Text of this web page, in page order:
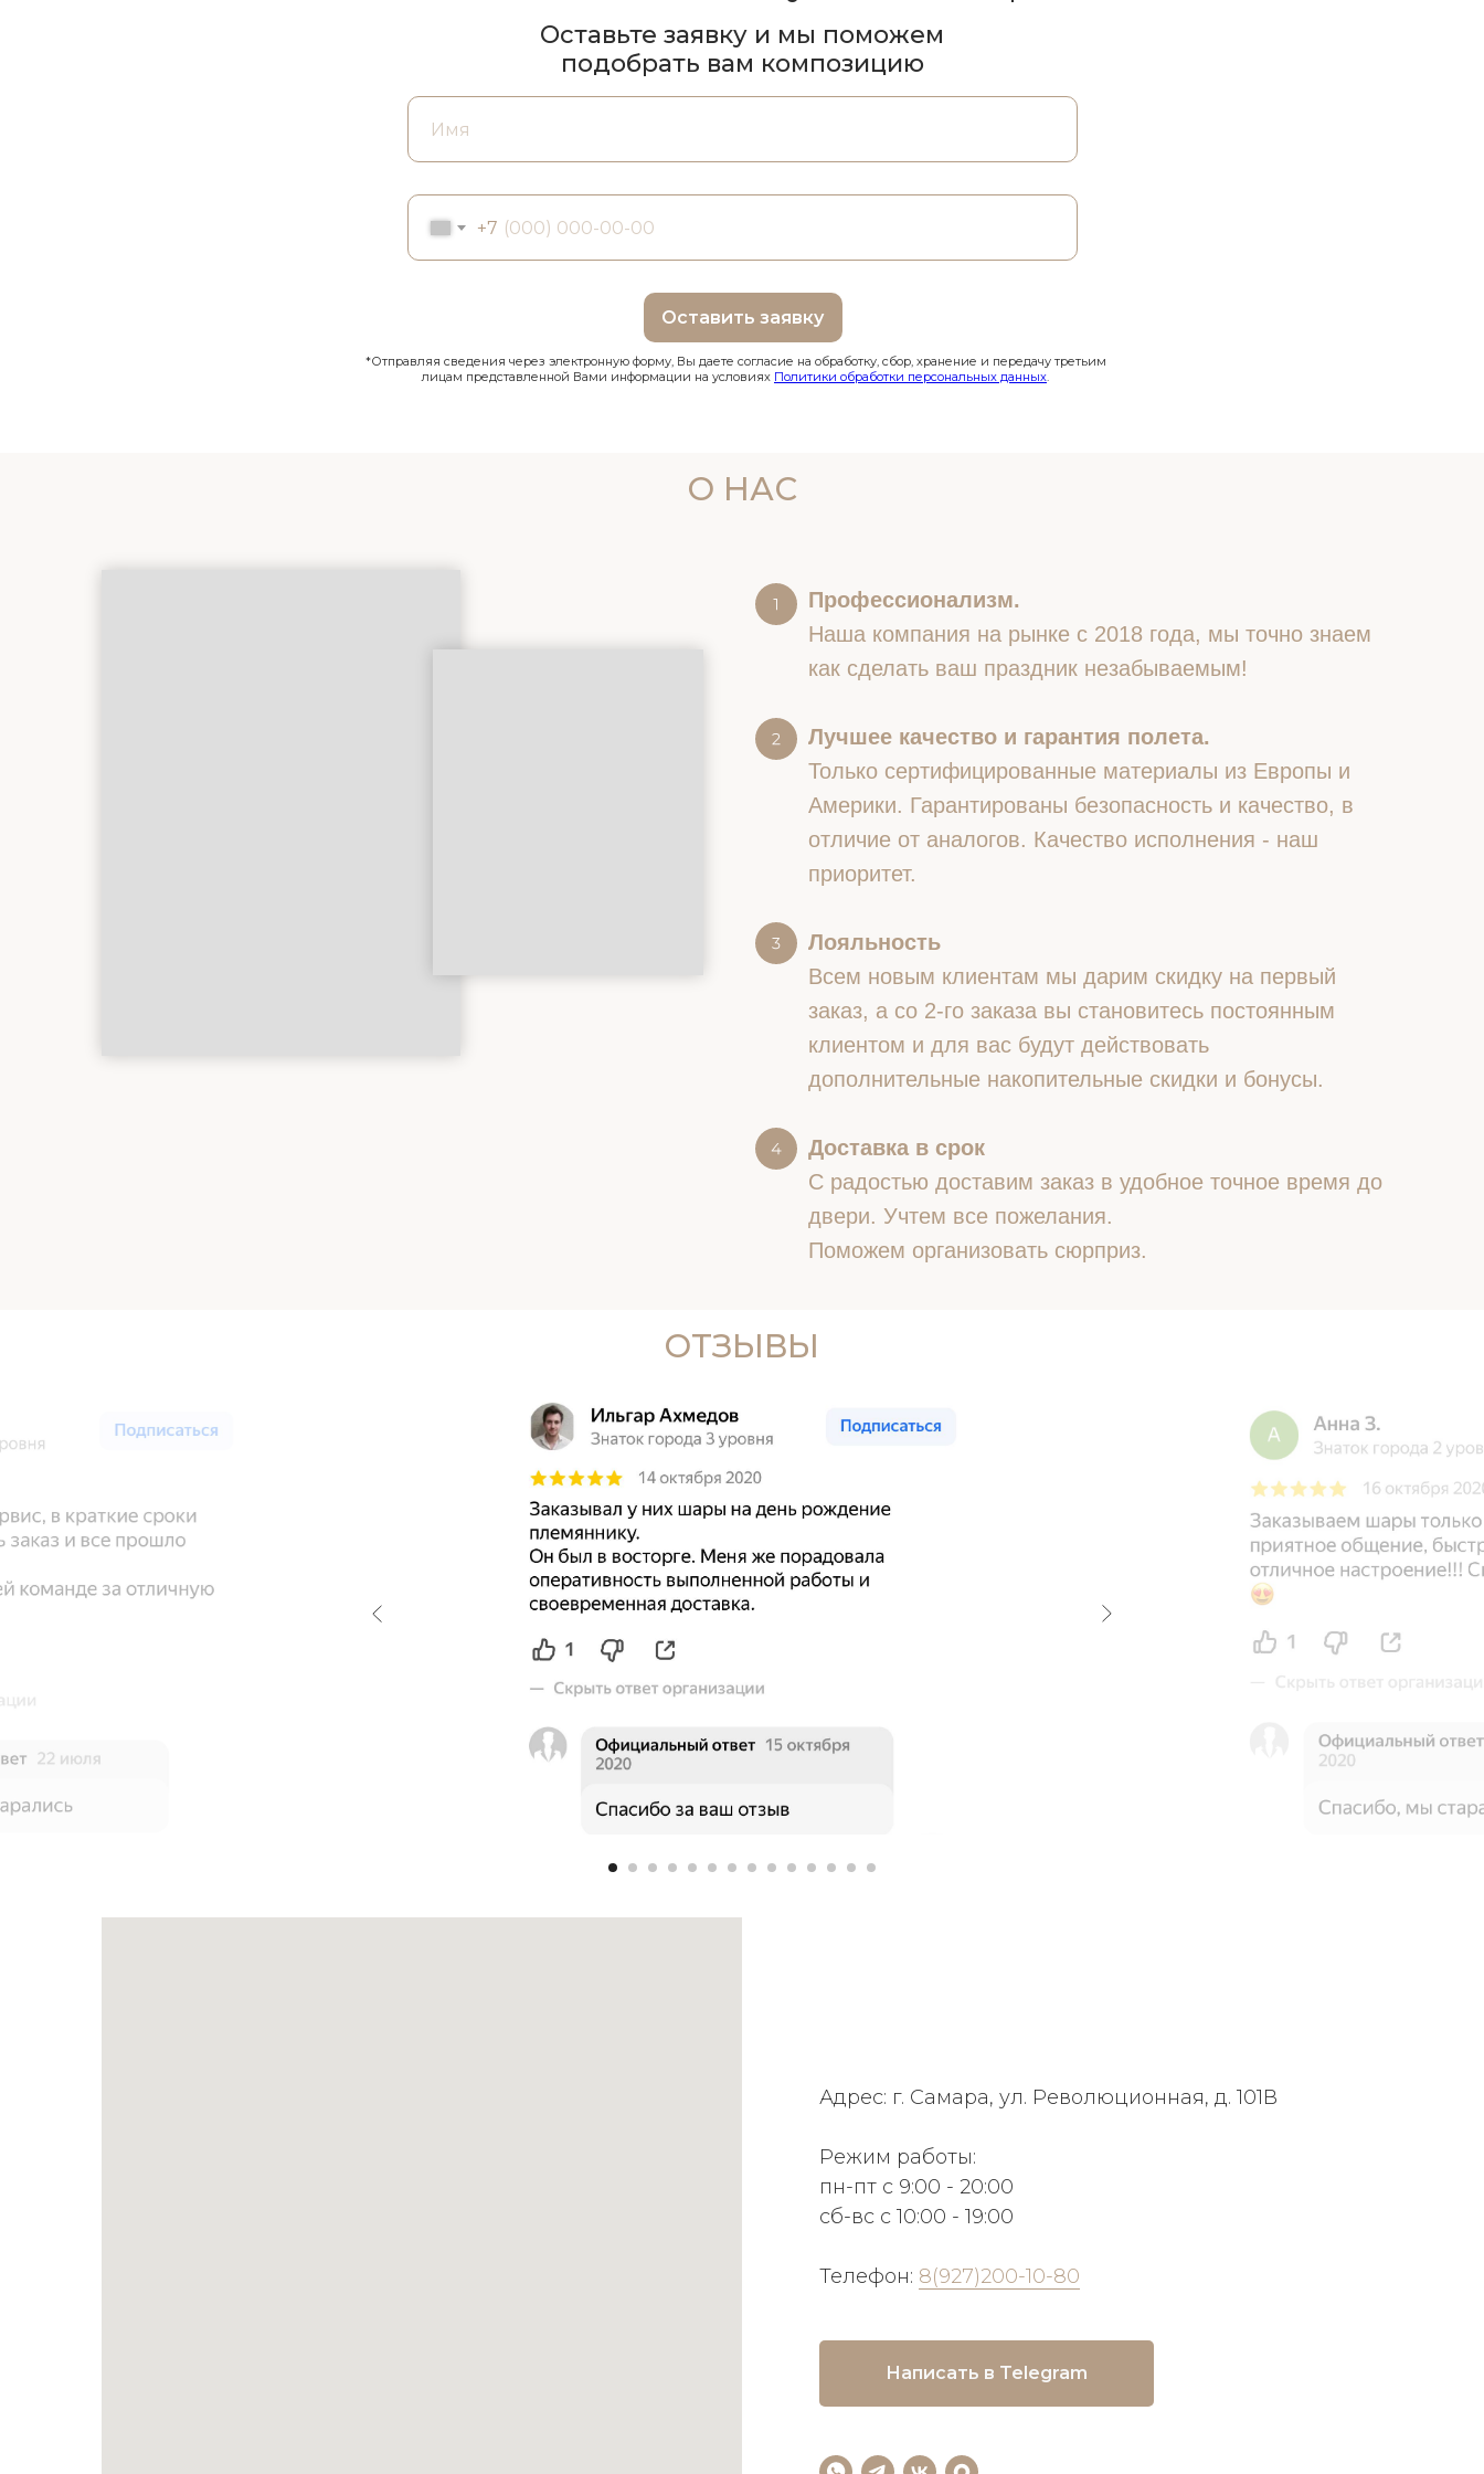
+7
Оставить заявку
Оставьте заявку и мы поможем
подобрать вам композицию
*Отправляя сведения через электронную форму, Вы даете согласие на обработку, сбор, хранение и передачу третьим
лицам представленной Вами информации на условиях Политики обработки персональных данных.
О НАС
Профессионализм.
Наша компания на рынке с 2018 года, мы точно знаем
как сделать ваш праздник незабываемым!
Лучшее качество и гарантия полета.
Только сертифицированные материалы из Европы и
Америки. Гарантированы безопасность и качество, в
отличие от аналогов. Качество исполнения - наш
приоритет.
Лояльность
Всем новым клиентам мы дарим скидку на первый
заказ, а со 2-го заказа вы становитесь постоянным
клиентом и для вас будут действовать
дополнительные накопительные скидки и бонусы.
Доставка в срок
С радостью доставим заказ в удобное точное время до
двери. Учтем все пожелания.
Поможем организовать сюрприз.
ОТЗЫВЫ
Адрес: г. Самара, ул. Революционная, д. 101В
Режим работы:
пн-пт с 9:00 - 20:00
сб-вс с 10:00 - 19:00
Телефон: 8(927)200-10-80
Написать в Telegram